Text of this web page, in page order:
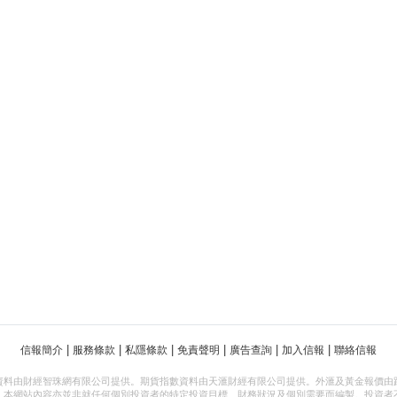
信報簡介 服務條款 私隱條款 免責聲明 廣告查詢 加入信報 聯絡信報
料由財經智珠網有限公司提供。期貨指數資料由天滙財經有限公司提供。外滙及黃金報價由
網站內容亦並非就任何個別投資者的特定投資目標、財務狀況及個別需要而編製。投資